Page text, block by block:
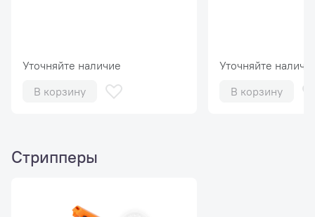
Уточняйте наличие
В корзину
Уточняйте
В корзину
Стрипперы